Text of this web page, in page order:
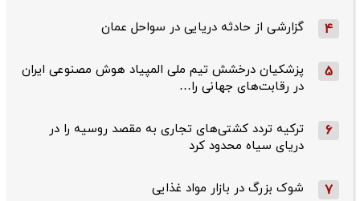
4 گزارشی از حادثه دریایی در سواحل عمان
5
پزشکیان درخشش تیم ملی المپیاد هوش مصنوعی ایران
در رقابت‌های جهانی را…
6
ترکیه تردد کشتی‌های تجاری به مقصد روسیه را در
دریای سیاه محدود کرد
7 شوک بزرگ در بازار مواد غذایی